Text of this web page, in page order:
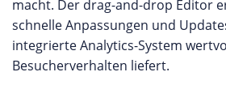
macht. Der drag-and-drop Editor
schnelle Anpassungen und
integrierte Analytics-System
Besucherverhalten liefert.